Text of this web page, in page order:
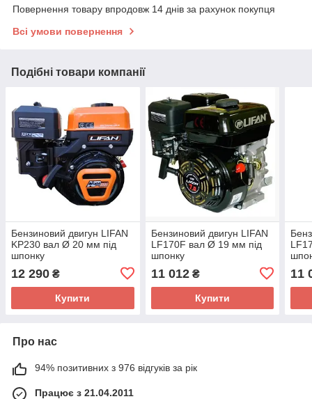
Повернення товару впродовж 14 днів за рахунок покупця
Всі умови повернення
Подібні товари компанії
Бензиновий двигун LIFAN
KP230 вал Ø 20 мм під
шпонку
12 290 ₴
Купити
Бензиновий двигун LIFAN
LF170F вал Ø 19 мм під
шпонку
11 012₴
Купити
11
Про нас
94% позитивних з 976 відгуків за рік
Працює з 21.04.2011